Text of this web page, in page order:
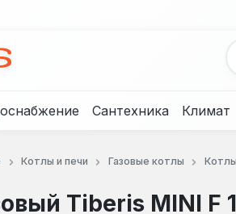
Сантехника Климат
Котлы и печи Газовые котлы
Tiberis MINI F